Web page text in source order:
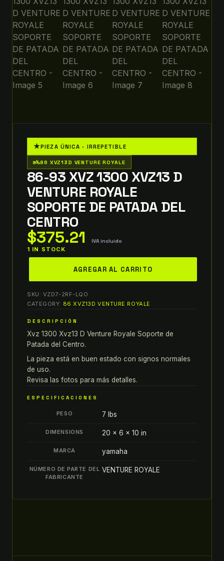
★PIEZA ÚNICA · IRREPETIBLE
two_wheeler86 XVZ13D VENTURE ROYALE
86-93 XVZ 1300 XVZ13 D
VENTURE ROYALE
SOPORTE DE PATADA DEL
CENTRO
$375.21 IVA incluido
1 IN STOCK
1300
D
VENTURE
ROYALE
SOPORTE
DE
PATADA
DEL
AGREGAR AL CARRITO
SKU: VZD7-2RF-LQO
CATEGORY: 86 XVZ13D VENTURE ROYALE
DESCRIPCIÓN
Xvz 1300 Xvz13 D Venture Royale Soporte de
Patada del Centro.
La pieza está en buen estado con signos normales
de uso.
Revisa las fotos para más detalles.
ESPECIFICACIONES
PESO 7 lbs
DIMENSIONS 20 × 6 × 10 in
MARCA yamaha
NÚMERO DE PARTE DEL
FABRICANTE
VENTURE ROYALE